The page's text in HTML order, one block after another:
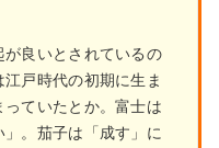
良いとされているの
戸時代の初期に生ま
ていたとか。富士は
」。茄子は「成す」に